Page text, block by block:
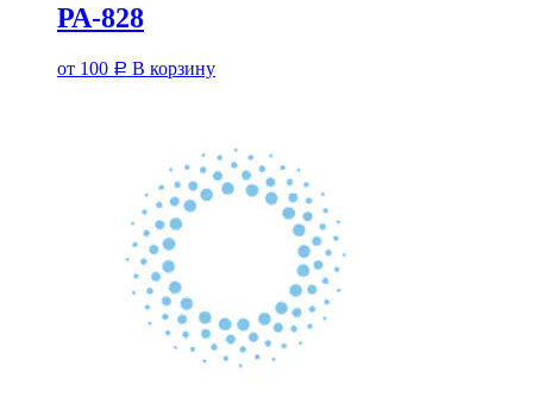
РА-828
от 100 Р В корзину